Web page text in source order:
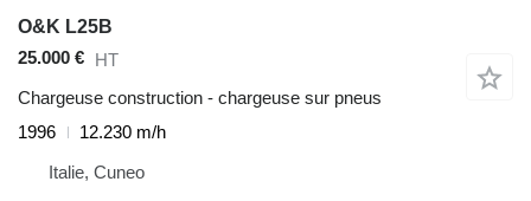
O&K L25B
25.000 € HT
Chargeuse construction - chargeuse sur pneus
1996
12.230 m/h
Italie, Cuneo